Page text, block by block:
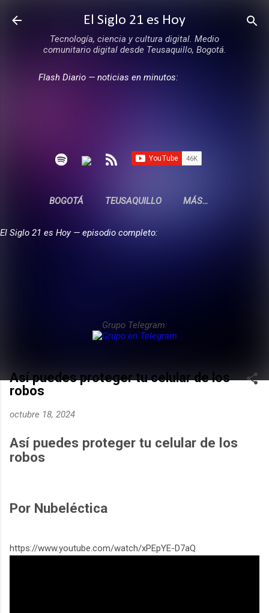
Ir al contenido principal
El Siglo 21 es Hoy
Tecnología, ciencia y cultura digital. Medio
comunitario digital desde Teusaquillo, Bogotá.
Flash Diario — noticias en minutos:
BOGOTÁ TEUSAQUILLO MÁS…
El Siglo 21 es Hoy — episodio completo:
Grupo Telegram:
Así puedes proteger tu celular de los
robos
octubre 18, 2024
Así puedes proteger tu celular de los
robos
Por Nubeléctica
https://www.youtube.com/watch/xPEpYE-D7aQ